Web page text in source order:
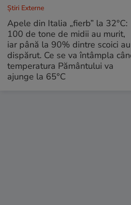
Știri Externe
Apele din Italia „fierb” la 32°C:
100 de tone de midii au murit,
iar până la 90% dintre scoici au
dispărut. Ce se va întâmpla
temperatura Pământului va
ajunge la 65°C